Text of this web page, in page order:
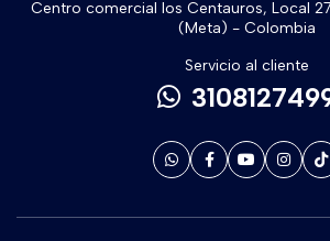
Centro comercial los Centauros, Local
(Meta) - Colombia
Servicio al cliente